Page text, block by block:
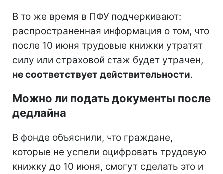
В то же время в ПФУ подчеркивают:
распространенная информация о том, что
после 10 июня трудовые книжки утратят
силу или страховой стаж будет утрачен,
не соответствует действительности.
Можно ли подать документы после
дедлайна
В фонде объяснили, что граждане,
которые не успели оцифровать трудовую
книжку до 10 июня, смогут сделать это и